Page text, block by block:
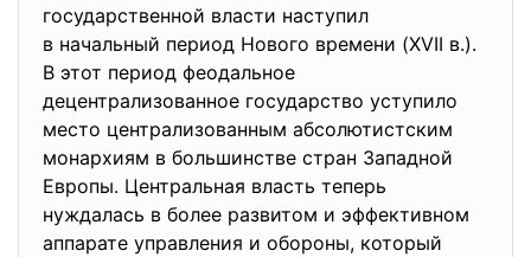
государственной власти наступил
в начальный период Нового времени (XVII в.).
В этот период феодальное
децентрализованное государство уступило
место централизованным абсолютистским
монархиям в большинстве стран Западной
Европы. Центральная власть теперь
нуждалась в более развитом и эффективном
аппарате управления и обороны, который